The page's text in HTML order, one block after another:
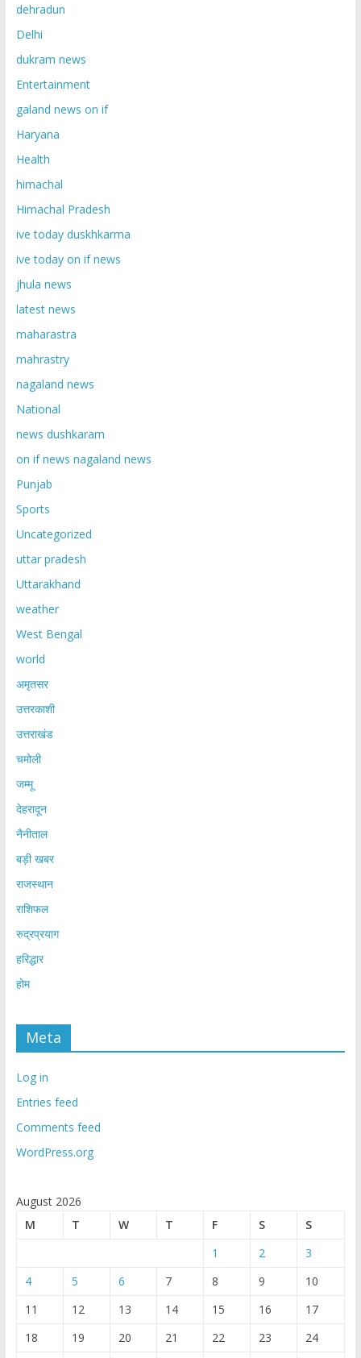
dehradun
Delhi
dukram news
Entertainment
galand news on if
Haryana
Health
himachal
Himachal Pradesh
ive today duskhkarma
ive today on if news
jhula news
latest news
maharastra
mahrastry
nagaland news
National
news dushkaram
on if news nagaland news
Punjab
Sports
Uncategorized
uttar pradesh
Uttarakhand
weather
West Bengal
world
अमृतसर
उत्तरकाशी
उत्तराखंड
चमोली
जम्मू
देहरादून
नैनीताल
बड़ी खबर
राजस्थान
राशिफल
रुद्रप्रयाग
हरिद्धार
होम
Meta
Log in
Entries feed
Comments feed
WordPress.org
August 2026
M
T W T F S
S
1
2
3
4
5 6 7 8 9
10
11
12 13 14 15 16
17
18
19 20 21 22 23
24